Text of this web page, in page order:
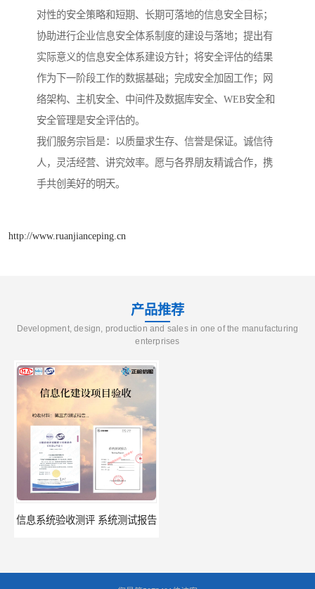
对性的安全策略和短期、长期可落地的信息安全目标；
协助进行企业信息安全体系制度的建设与落地；提出有
实际意义的信息安全体系建设方针；将安全评估的结果
作为下一阶段工作的数据基础；完成安全加固工作；网
络架构、主机安全、中间件及数据库安全、WEB安全和
安全管理是安全评估的。
我们服务宗旨是：以质量求生存、信誉是保证。诚信待
人，灵活经营、讲究效率。愿与各界朋友精诚合作，携
手共创美好的明天。
http://www.ruanjianceping.cn
产品推荐
Development, design, production and sales in one of the manufacturing
enterprises
信息系统验收测评 系统测试报告